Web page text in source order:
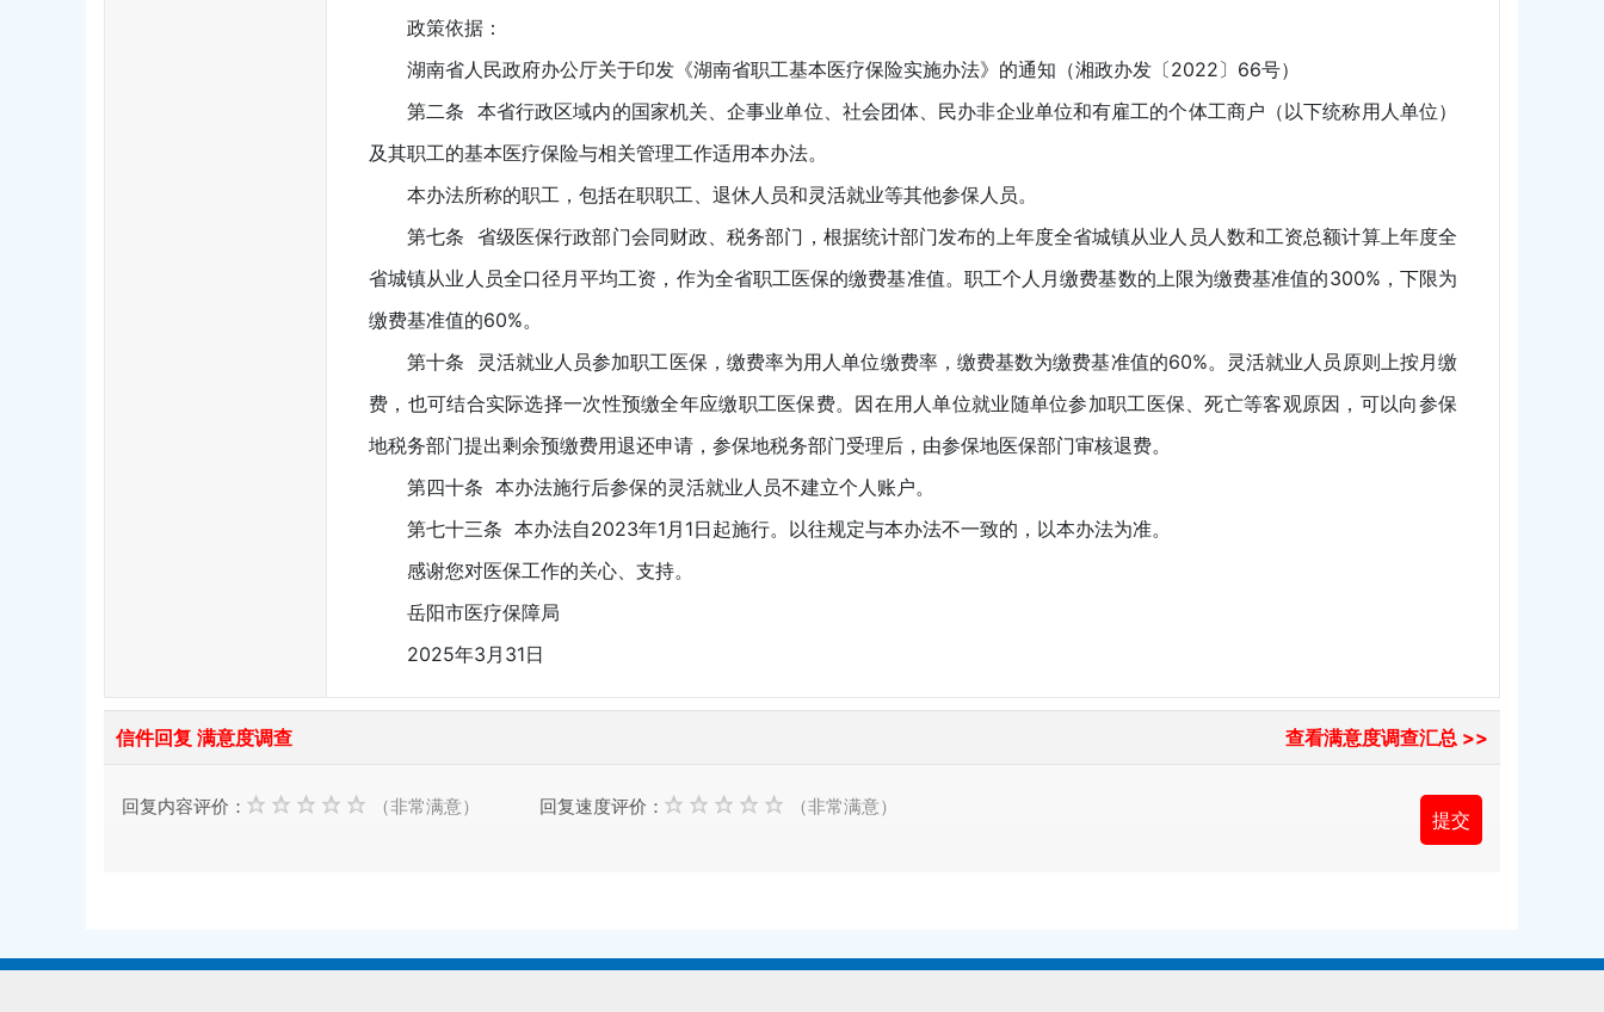
政策依据：
湖南省人民政府办公厅关于印发《湖南省职工基本医疗保险实施办法》的通知（湘政办发〔2022〕66号）
第二条 本省行政区域内的国家机关、企事业单位、社会团体、民办非企业单位和有雇工的个体工商户（以下统称用人单位）
及其职工的基本医疗保险与相关管理工作适用本办法。
本办法所称的职工，包括在职职工、退休人员和灵活就业等其他参保人员。
第七条 省级医保行政部门会同财政、税务部门，根据统计部门发布的上年度全省城镇从业人员人数和工资总额计算上年度全
省城镇从业人员全口径月平均工资，作为全省职工医保的缴费基准值。职工个人月缴费基数的上限为缴费基准值的300%，下限为
缴费基准值的60%。
第十条 灵活就业人员参加职工医保，缴费率为用人单位缴费率，缴费基数为缴费基准值的60%。灵活就业人员原则上按月缴
费，也可结合实际选择一次性预缴全年应缴职工医保费。因在用人单位就业随单位参加职工医保、死亡等客观原因，可以向参保
地税务部门提出剩余预缴费用退还申请，参保地税务部门受理后，由参保地医保部门审核退费。
第四十条 本办法施行后参保的灵活就业人员不建立个人账户。
第七十三条 本办法自2023年1月1日起施行。以往规定与本办法不一致的，以本办法为准。
感谢您对医保工作的关心、支持。
岳阳市医疗保障局
2025年3月31日
信件回复 满意度调查 查看满意度调查汇总 >>
回复内容评价： （非常满意） 回复速度评价： （非常满意）